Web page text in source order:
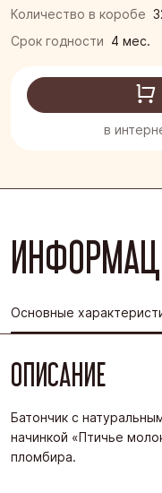
Количество в коробе
Срок годности 4 мес.
в
Основные
ОПИСАНИЕ
Батончик с
начинкой «Птичье
пломбира.